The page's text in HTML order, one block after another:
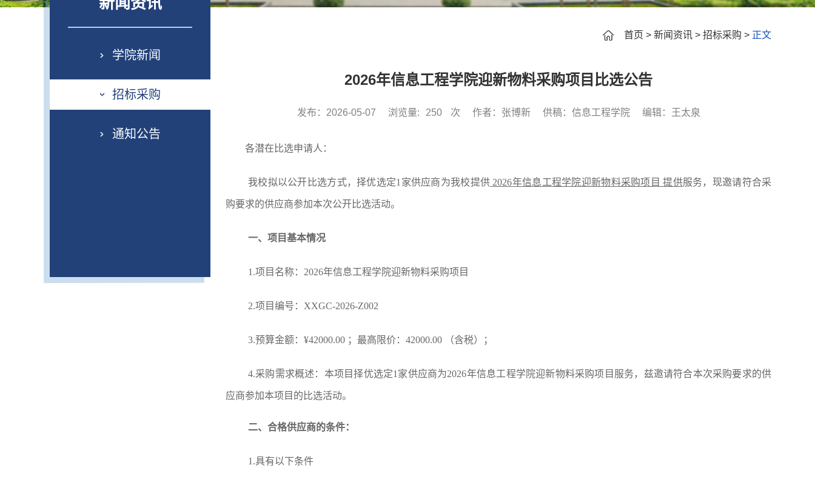
学院新闻
招标采购
通知公告
首页 > 新闻资讯 > 招标采购 > 正文
2026年信息工程学院迎新物料采购项目比选公告
发布：2026-05-07 浏览量: 250 次 作者：张博新 供稿：信息工程学院 编辑：王太泉
各潜在比选申请人：
我校拟以公开比选方式，择优选定1家供应商为我校提供 2026年信息工程学院迎新物料采购项目 提供服务 ， 现邀请符合采
购要求的供应商参加本次公开比选活动。
一、项目基本情况
1.项目名称： 2026年信息工程学院迎新物料采购项目
2.项目编号：XXGC-2026-Z002
3.预算金额： ¥42000.00 ；最高限价： 42000.00 （含税）；
4.采购需求概述： 本项目择优选定1家供应商为2026年信息工程学院迎新物料采购项目 服务 ， 兹邀请符合本次采购要求的供
应商参加本项目的 比选活动。
二、合格供应商的条件：
1.具有以下条件